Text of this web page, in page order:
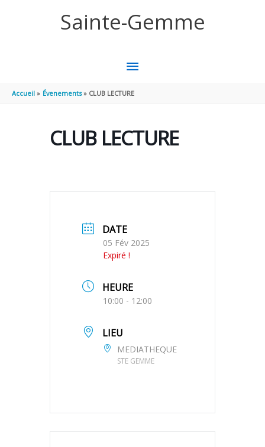
Sainte-Gemme
MENU
PRINCIPAL
Accueil Évenements CLUB LECTURE
CLUB LECTURE
DATE
05 Fév 2025
Expiré !
HEURE
10:00 - 12:00
LIEU
MEDIATHEQUE
STE GEMME